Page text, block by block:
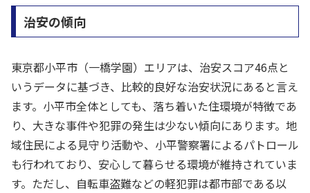
治安の傾向
東京都小平市（一橋学園）エリアは、治安スコア46点と
いうデータに基づき、比較的良好な治安状況にあると言え
ます。小平市全体としても、落ち着いた住環境が特徴であ
り、大きな事件や犯罪の発生は少ない傾向にあります。地
域住民による見守り活動や、小平警察署によるパトロール
も行われており、安心して暮らせる環境が維持されていま
す。ただし、自転車盗難などの軽犯罪は都市部である以